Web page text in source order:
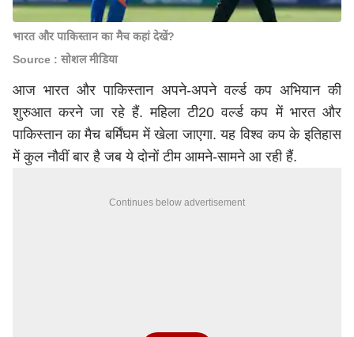
भारत और पाकिस्तान का मैच कहां देखें?
Source : सोशल मीडिया
आज भारत और पाकिस्तान अपने-अपने वर्ल्ड कप अभियान की
शुरुआत करने जा रहे हैं. महिला टी20 वर्ल्ड कप में भारत और
पाकिस्तान का मैच बर्मिंघम में खेला जाएगा. यह विश्व कप के इतिहास
में कुल नौवीं बार है जब ये दोनों टीम आमने-सामने आ रही हैं.
Continues below advertisement